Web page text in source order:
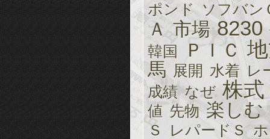
ポンド
ソフバン
Ａ 市場 8230
韓国
ＰＩＣ
馬 展開 水着 レ
成績 なぜ 株式
値 先物 楽しむ
Ｓ
レパードＳ